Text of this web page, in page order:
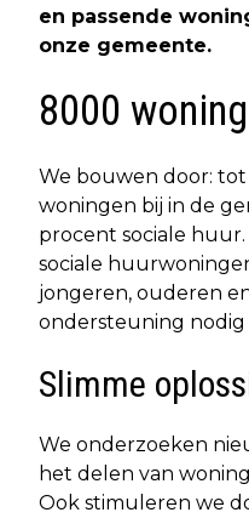
en passende
onze gemeente.
8000
We bouwen door:
woningen bij in de
procent sociale
sociale
jongeren, ouderen
ondersteuning nodig
Slimme
We onderzoeken
het delen van
Ook stimuleren we